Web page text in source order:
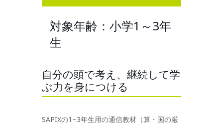
対象年齢：小学1～3年
生
自分の頭で考え、継続して学
ぶ力を身につける
SAPIXの1~3年生用の通信教材（算・国の厳